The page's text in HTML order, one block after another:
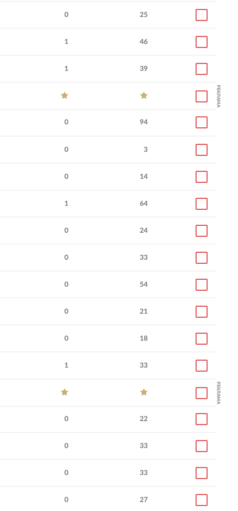
0 25
1 46
1 39
РЕКЛАМА
0 94
0 3
0 14
1 64
0 24
0 33
0 54
0 21
0 18
1 33
РЕКЛАМА
0 22
0 33
0 33
0 27